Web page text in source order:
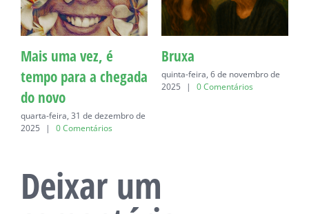
Mais uma vez, é
tempo para a chegada
do novo
quarta-feira, 31 de dezembro de
2025
| 0 Comentários
Bruxa
quinta-feira, 6 de novembro de
2025
| 0 Comentários
Deixar um